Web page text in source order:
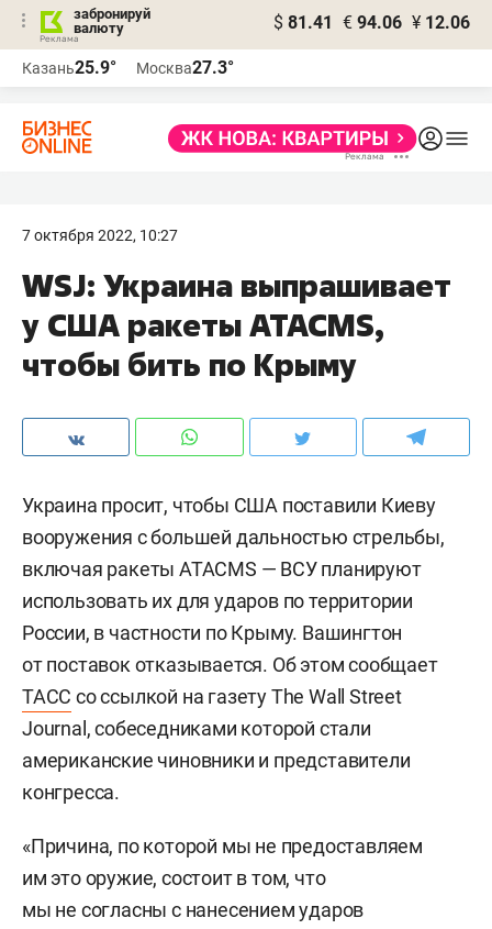
забронируй
валюту
$ 81.41 € 94.06 ¥ 12.06
Казань25.9° Москва27.3°
7 октября 2022, 10:27
WSJ: Украина выпрашивает
у США ракеты ATACMS,
чтобы бить по Крыму
Украина просит, чтобы США поставили Киеву
вооружения с большей дальностью стрельбы,
включая ракеты ATACMS — ВСУ планируют
использовать их для ударов по территории
России, в частности по Крыму. Вашингтон
от поставок отказывается. Об этом сообщает
ТАСС со ссылкой на газету The Wall Street
Journal, собеседниками которой стали
американские чиновники и представители
конгресса.
«Причина, по которой мы не предоставляем
им это оружие, состоит в том, что
мы не согласны с нанесением ударов